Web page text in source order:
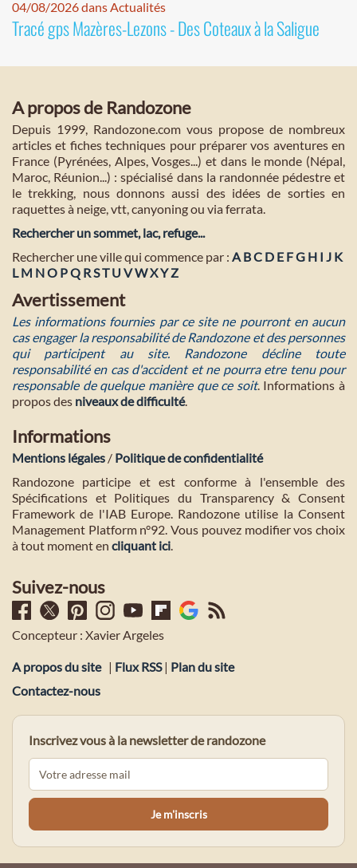
04/08/2026 dans Actualités
Tracé gps Mazères-Lezons - Des Coteaux à la Saligue
A propos de Randozone
Depuis 1999, Randozone.com vous propose de nombreux
articles et fiches techniques pour préparer vos aventures en
France (Pyrénées, Alpes, Vosges...) et dans le monde (Népal,
Maroc, Réunion...) : spécialisé dans la randonnée pédestre et
le trekking, nous donnons aussi des idées de sorties en
raquettes à neige, vtt, canyoning ou via ferrata.
Rechercher un sommet, lac, refuge...
Rechercher une ville qui commence par : A BC D E FG H I J K
L M NO PQ RST U VWXYZ
Avertissement
Les informations fournies par ce site ne pourront en aucun
cas engager la responsabilité de Randozone et des personnes
qui participent au site. Randozone décline toute
responsabilité en cas d'accident et ne pourra etre tenu pour
responsable de quelque manière que ce soit. Informations à
propos des niveaux de difficulté.
Informations
Mentions légales / Politique de confidentialité
Randozone participe et est conforme à l'ensemble des
Spécifications et Politiques du Transparency & Consent
Framework de l'IAB Europe. Randozone utilise la Consent
Management Platform n°92. Vous pouvez modifier vos choix
à tout moment en cliquant ici.
Suivez-nous
Concepteur : Xavier Argeles
A propos du site | Flux RSS| Plan du site
Contactez-nous
Inscrivez vous à la newsletter de randozone